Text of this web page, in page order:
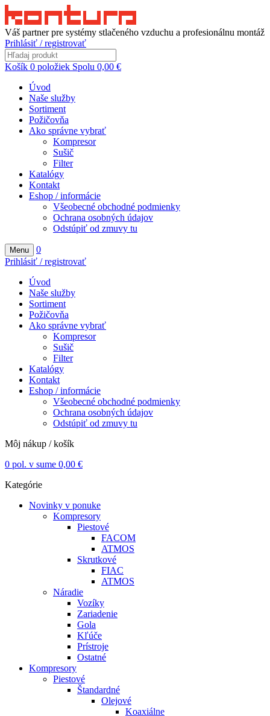
Váš partner pre systémy stlačeného vzduchu a profesionálnu montáž
Prihlásiť / registrovať
Košík 0 položiek Spolu 0,00 €
Úvod
Naše služby
Sortiment
Požičovňa
Ako správne vybrať
Kompresor
Sušič
Filter
Katalógy
Kontakt
Eshop / informácie
Všeobecné obchodné podmienky
Ochrana osobných údajov
Odstúpiť od zmuvy tu
Menu
0
Prihlásiť / registrovať
Úvod
Naše služby
Sortiment
Požičovňa
Ako správne vybrať
Kompresor
Sušič
Filter
Katalógy
Kontakt
Eshop / informácie
Všeobecné obchodné podmienky
Ochrana osobných údajov
Odstúpiť od zmuvy tu
Môj nákup / košík
0 pol. v sume 0,00 €
Kategórie
Novinky v ponuke
Kompresory
Piestové
FACOM
ATMOS
Skrutkové
FIAC
ATMOS
Náradie
Vozíky
Zariadenie
Gola
Kľúče
Prístroje
Ostatné
Kompresory
Piestové
Štandardné
Olejové
Koaxiálne